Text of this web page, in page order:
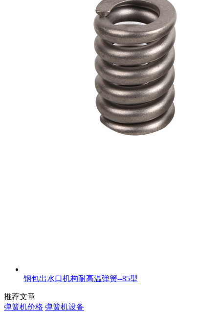
钢包出水口机构耐高温弹簧--85型
推荐文章
弹簧机价格 弹簧机设备